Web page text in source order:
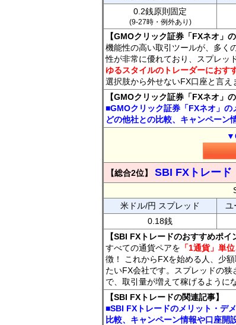
0.2銭原則固定
(9-27時・例外あり)
【GMOクリック証券「FXネオ」
機能性の高い取引ツールが、多く
性が非常に優れており、スプレッ
ゆるスタイルのトレーダーにおす
選択肢から外せないFX口座と言え
【GMOクリック証券「FXネオ」の
■GMOクリック証券「FXネオ」
どの他社との比較、キャンペーン
【総合2位】 SBI FXトレード
米ドル/円 スプレッド
ユ
0.18銭
【SBI FXトレードのおすすめポイ
すべての通貨ペアを 「1通貨」単
徴！ これからFXを始める人、少
たいFX会社です。スプレッドの
で、取引量が増えて稼げるように
【SBI FXトレードの関連記事】
■SBI FXトレードのメリット・デ
比較、キャンペーン情報や口座開